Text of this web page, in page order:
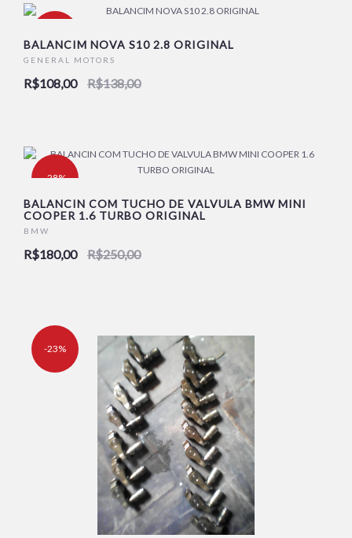
BALANCIM NOVA S10 2.8 ORIGINAL
GENERAL MOTORS
R$108,00 R$138,00
-28%
BALANCIN COM TUCHO DE VALVULA BMW MINI
COOPER 1.6 TURBO ORIGINAL
BMW
R$180,00 R$250,00
-23%